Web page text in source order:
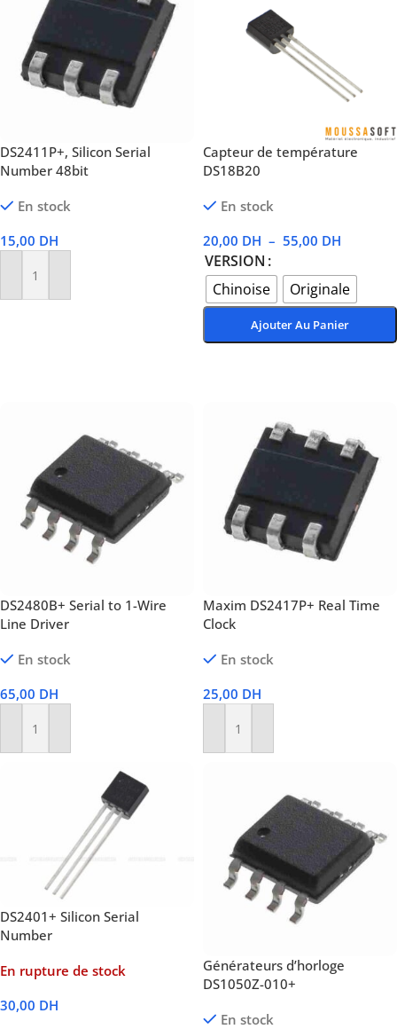
DS2411P+, Silicon Serial
Number 48bit
En stock
15,00 DH
Ajouter Au Panier
Capteur de température
DS18B20
En stock
20,00 DH – 55,00 DH
VERSION
Chinoise
Originale
Ajouter Au Panier
DS2480B+ Serial to 1-Wire
Line Driver
En stock
65,00 DH
Ajouter Au Panier
Maxim DS2417P+ Real Time
Clock
En stock
25,00 DH
Ajouter Au Panier
DS2401+ Silicon Serial
Number
En rupture de stock
30,00 DH
Générateurs d’horloge
DS1050Z-010+
En stock